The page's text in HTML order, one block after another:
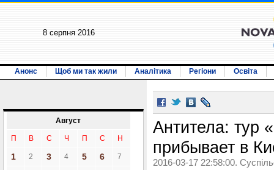
8 серпня 2016
Анонс Щоб ми так жили Аналітика Регіони Освіта
Август
П В С Ч П С Н
1 2 3 4 5 6 7
Антитела: тур
прибывает в
2016-03-17 22:58:00.